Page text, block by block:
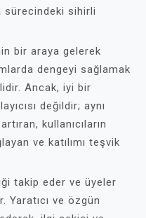
sürecindeki sihirli
bir araya gelerek
dengeyi sağlamak
Ancak, iyi bir
değildir; aynı
kullanıcıların
ve katılımı teşvik
takip eder ve üyeler
Yaratıcı ve özgün